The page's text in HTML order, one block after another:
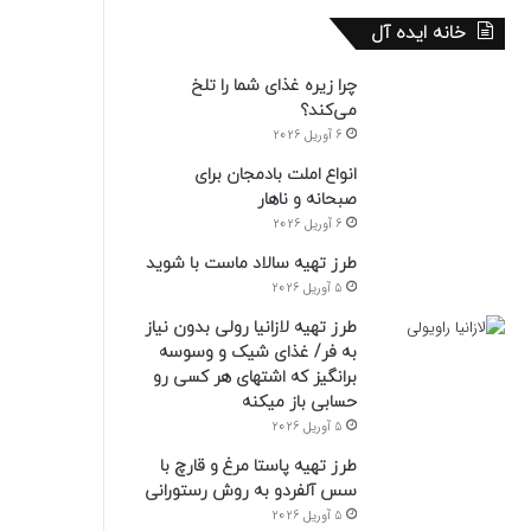
خانه ایده آل
چرا زیره غذای شما را تلخ
می‌کند؟
6 آوریل 2026
انواع املت بادمجان برای
صبحانه و ناهار
6 آوریل 2026
طرز تهیه سالاد ماست با شوید
5 آوریل 2026
طرز تهیه لازانیا رولی بدون نیاز
به فر/ غذای شیک و وسوسه
برانگیز که اشتهای هر کسی رو
حسابی باز میکنه
5 آوریل 2026
طرز تهیه پاستا مرغ و قارچ با
سس آلفردو به روش رستورانی
5 آوریل 2026